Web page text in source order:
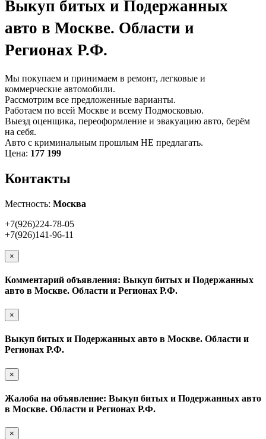
Выкуп битых и Подержанных
авто в Москве. Области и
Регионах Р.Ф.
Мы покупаем и принимаем в ремонт, легковые и
коммерческие автомобили.
Рассмотрим все предложенные варианты.
Работаем по всей Москве и всему Подмосковью.
Выезд оценщика, переоформление и эвакуацию авто, берём
на себя.
Авто с криминальным прошлым НЕ предлагать.
Цена: 177 199
Контакты
Местность: Москва
+7(926)224-78-05
+7(926)141-96-11
×
Комментарий объявления: Выкуп битых и Подержанных
авто в Москве. Области и Регионах Р.Ф.
×
Выкуп битых и Подержанных авто в Москве. Области и
Регионах Р.Ф.
×
Жалоба на объявление: Выкуп битых и Подержанных авто
в Москве. Области и Регионах Р.Ф.
×